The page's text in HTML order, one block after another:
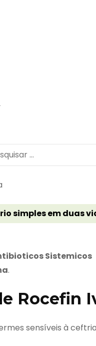
simples em duas
Sistemicos
.
Rocefin
sensíveis à